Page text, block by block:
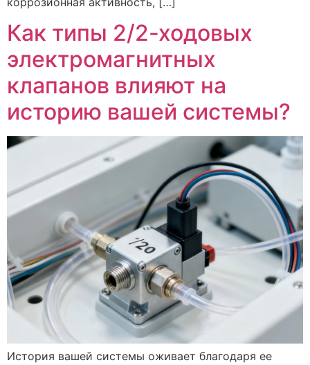
Как типы 2/2-ходовых
электромагнитных
клапанов влияют на
историю вашей системы?
История вашей системы оживает благодаря ее